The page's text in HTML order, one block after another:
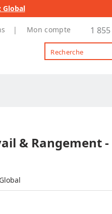
Global
Mon compte 1
& Rangement
Global